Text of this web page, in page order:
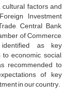
factors and
Investment
Central Bank,
of Commerce,
as key
economic, social,
recommended to
of key
in our country.